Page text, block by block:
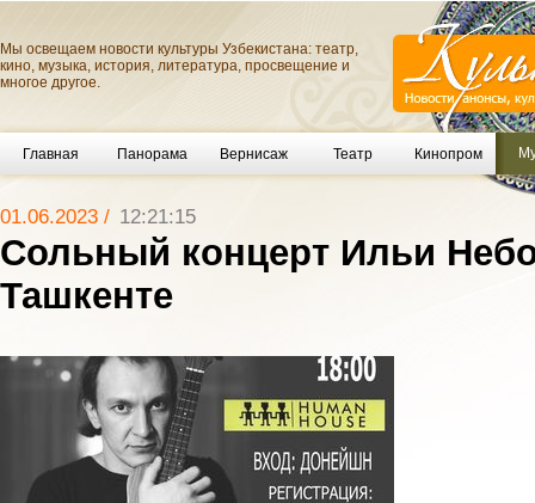
Мы освещаем новости культуры Узбекистана: театр,
кино, музыка, история, литература, просвещение и
многое другое.
Главная Панорама Вернисаж Театр Кинопром
01.06.2023 / 12:21:15
Сольный концерт Ильи
Ташкенте